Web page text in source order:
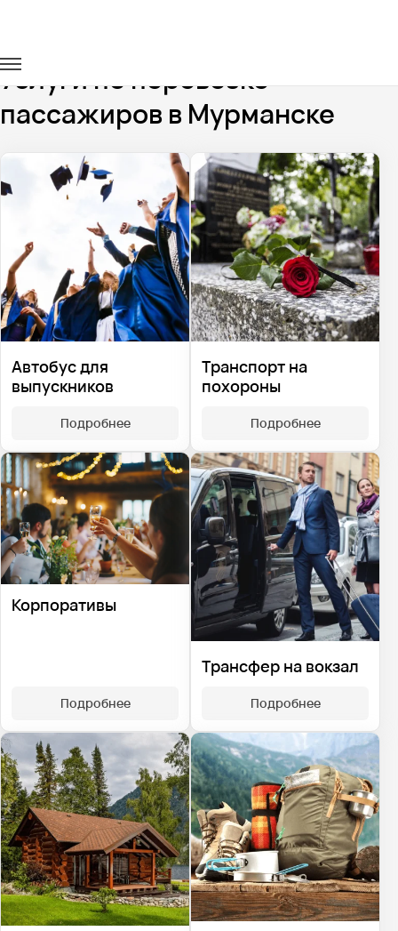
Услуги по перевозке
пассажиров в Мурманске
Автобус для
выпускников
Подробнее
Транспорт на
похороны
Подробнее
Корпоративы
Подробнее
Трансфер на вокзал
Подробнее